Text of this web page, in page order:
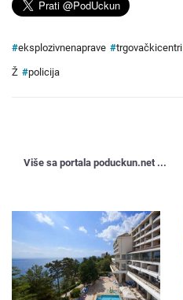
#eksplozivnenaprave #trgovačkicentri
Ž #policija
Više sa portala poduckun.net ...